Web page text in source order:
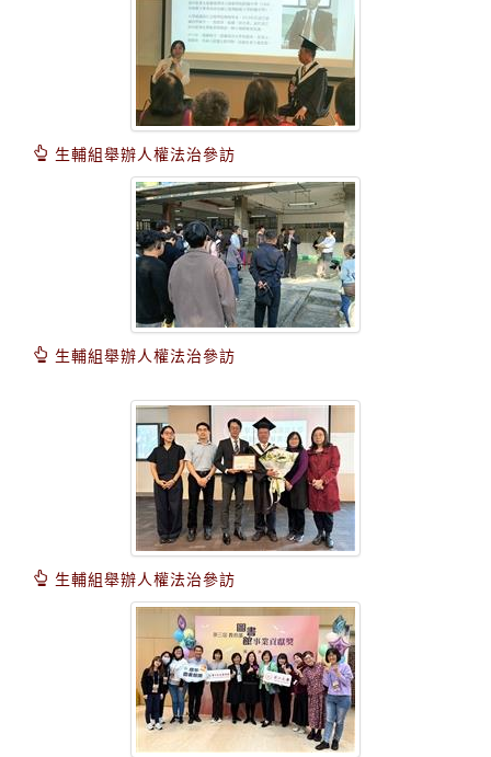
生輔組舉辦人權法治參訪
生輔組舉辦人權法治參訪
生輔組舉辦人權法治參訪